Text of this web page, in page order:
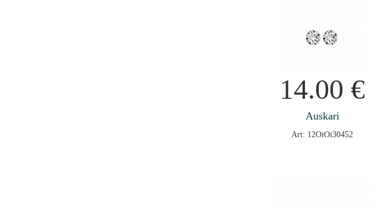
14.00€
Auskari
Art: 12OiOi30452